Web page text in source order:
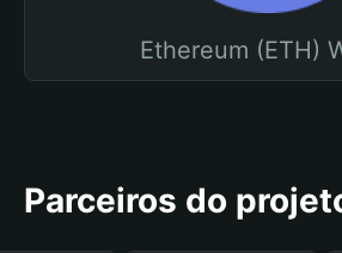
Ethereum (ETH)
Parceiros do